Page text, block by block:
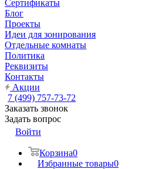
Сертификаты
Блог
Проекты
Идеи для зонирования
Отдельные комнаты
Политика
Реквизиты
Контакты
Акции
7 (499) 757-73-72
Заказать звонок
Задать вопрос
Войти
Корзина0
Избранные товары0